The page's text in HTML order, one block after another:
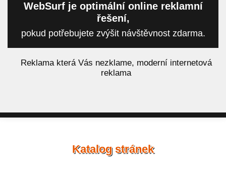
WebSurf je optimální online reklamní
řešení,
pokud potřebujete zvýšit návštěvnost zdarma.
Reklama která Vás nezklame, moderní internetová
reklama
Katalog stránek